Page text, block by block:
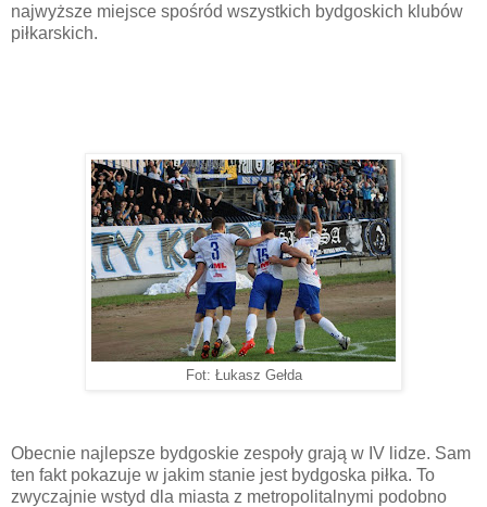
najwyższe miejsce spośród wszystkich bydgoskich klubów
piłkarskich.
Fot: Łukasz Gełda
Obecnie najlepsze bydgoskie zespoły grają w IV lidze. Sam
ten fakt pokazuje w jakim stanie jest bydgoska piłka. To
zwyczajnie wstyd dla miasta z metropolitalnymi podobno